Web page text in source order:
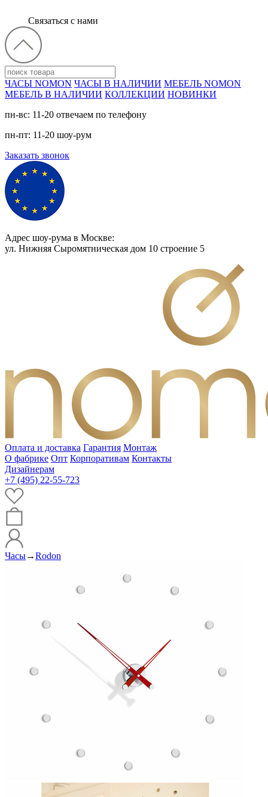
Связаться с нами
ЧАСЫ NOMON ЧАСЫ В НАЛИЧИИ МЕБЕЛЬ NOMON
МЕБЕЛЬ В НАЛИЧИИ КОЛЛЕКЦИИ НОВИНКИ
пн-вс: 11-20 отвечаем по телефону
пн-пт: 11-20 шоу-рум
Заказать звонок
Адрес шоу-рума в Москве:
ул. Нижняя Сыромятническая дом 10 cтроение 5
Оплата и доставка Гарантия Монтаж
О фабрике Опт Корпоративам Контакты
Дизайнерам
+7 (495) 22-55-723
Часы→Rodon